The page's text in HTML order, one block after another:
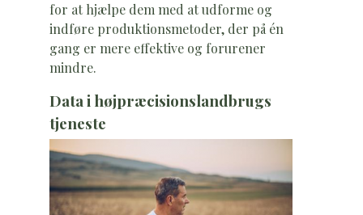
for at hjælpe dem med at udforme og
indføre produktionsmetoder, der på én
gang er mere effektive og forurener
mindre.
Data i højpræcisionslandbrugs
tjeneste